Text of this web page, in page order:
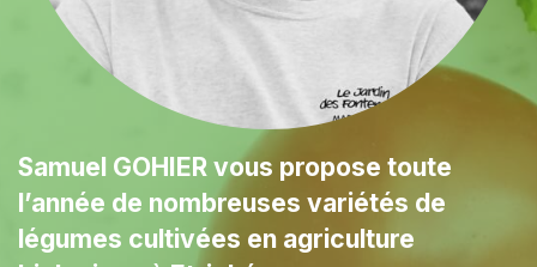
Samuel GOHIER vous propose toute
l’année de nombreuses variétés de
légumes cultivées en agriculture